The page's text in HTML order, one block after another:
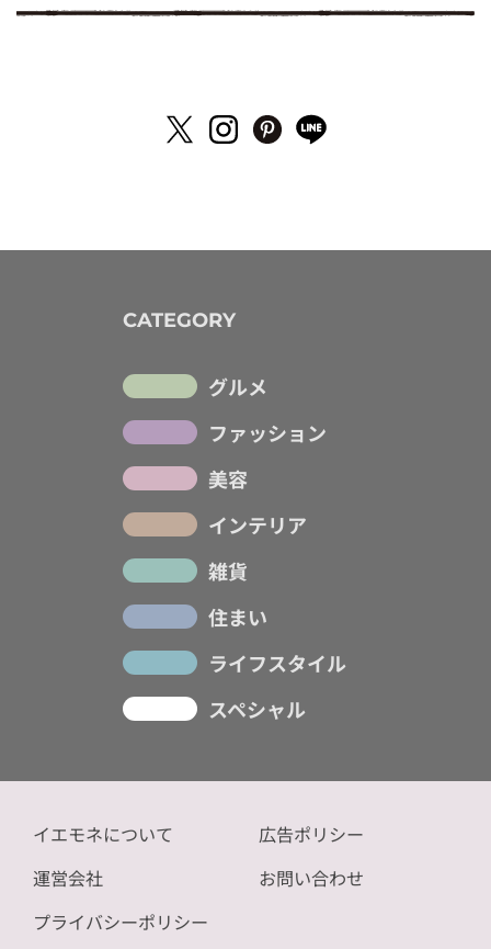
CATEGORY
グルメ
ファッション
美容
インテリア
雑貨
住まい
ライフスタイル
スペシャル
イエモネについて
運営会社
プライバシーポリシー
広告ポリシー
お問い合わせ